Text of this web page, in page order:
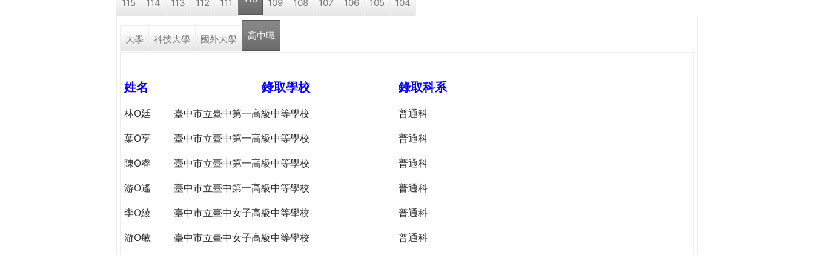
a
r
e
r
e
115 114 113 112 111 109 108 107 106 105 104
大學 科技大學 國外大學 高中職
姓名 錄取學校 錄取科系
林O廷 臺中市立臺中第一高級中等學校 普通科
葉O亨 臺中市立臺中第一高級中等學校 普通科
陳O睿 臺中市立臺中第一高級中等學校 普通科
游O遙 臺中市立臺中第一高級中等學校 普通科
李O綾 臺中市立臺中女子高級中等學校 普通科
游O敏 臺中市立臺中女子高級中等學校 普通科